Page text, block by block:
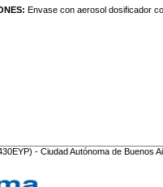
Envase con aerosol dosificador
- Ciudad Autónoma de Buenos